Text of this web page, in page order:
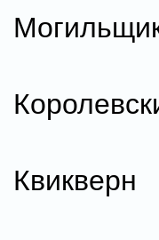
Квикверн